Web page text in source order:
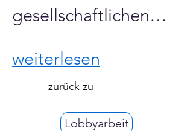
gesellschaftlichen…
weiterlesen
zurück zu
Lobbyarbeit